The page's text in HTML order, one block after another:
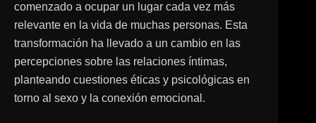
comenzado a ocupar un lugar cada vez más
relevante en la vida de muchas personas. Esta
transformación ha llevado a un cambio en las
percepciones sobre las relaciones íntimas,
planteando cuestiones éticas y psicológicas en
torno al sexo y la conexión emocional.